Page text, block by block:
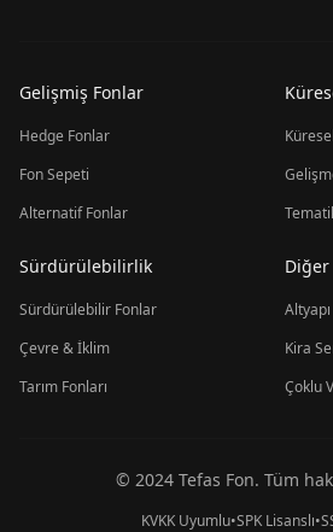
Gelişmiş Fonlar
Hedge Fonlar
Fon Sepeti
Alternatif Fonlar
Sürdürülebilirlik
Sürdürülebilir Fonlar
Çevre & İklim
Tarım Fonları
Kira
Çoklu
© 2024 Tefas Fon. Tüm
KVKK Uyumlu•SPK Lisanslı•